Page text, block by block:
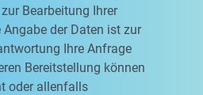
Bearbeitung Ihrer
der Daten ist zur
Ihre Anfrage
Bereitstellung können
oder allenfalls